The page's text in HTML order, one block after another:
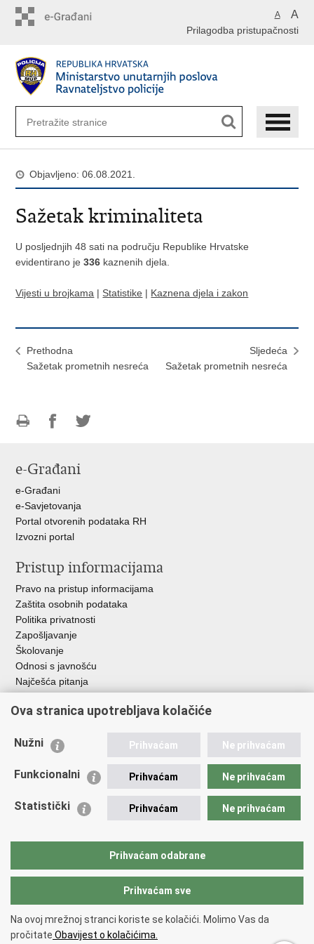
A A
Prilagodba pristupačnosti
Objavljeno: 06.08.2021.
Sažetak kriminaliteta
U posljednjih 48 sati na području Republike Hrvatske
evidentirano je336 kaznenih djela.
Vijesti u brojkama | Statistike | Kaznena djela i zakon
Prethodna
Sažetak prometnih nesreća
Sljedeća
Sažetak prometnih nesreća
FacebookuTwitteru
e-Građani
e-Građani
e-Savjetovanja
Portal otvorenih podataka RH
Izvozni portal
Pristup informacijama
Pravo na pristup informacijama
Zaštita osobnih podataka
Politika privatnosti
Zapošljavanje
Školovanje
Odnosi s javnošću
Najčešća pitanja
Važne poveznice
EMN Nacionalna kontaktna točka za Republiku Hrvatsku
Policijska akademija
Zaklada policijske solidarnosti
Sindikati
Copyright © 2026 Ravnateljstvo policije.
Ova stranica upotrebljava kolačiće
Nužni Prihvaćam Ne prihvaćam
Funkcionalni Prihvaćam Ne prihvaćam
Statistički Prihvaćam Ne prihvaćam
Prihvaćam odabrane
Prihvaćam sve
Na ovoj mrežnoj stranci koriste se kolačići. Molimo Vas da
pročitate Obavijest o kolačićima.